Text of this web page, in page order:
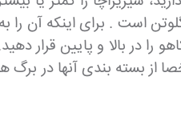
است . برای اینکه آن را
را در بالا و پایین قرار
از بسته بندی آنها در